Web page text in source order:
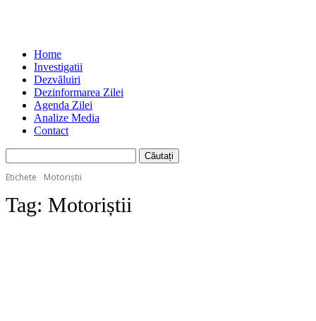
Home
Investigatii
Dezvăluiri
Dezinformarea Zilei
Agenda Zilei
Analize Media
Contact
Etichete Motoriștii
Tag: Motoriștii